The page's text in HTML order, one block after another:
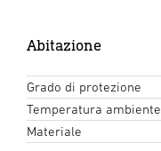
Abitazione
Grado di protezione
Temperatura ambiente
Materiale